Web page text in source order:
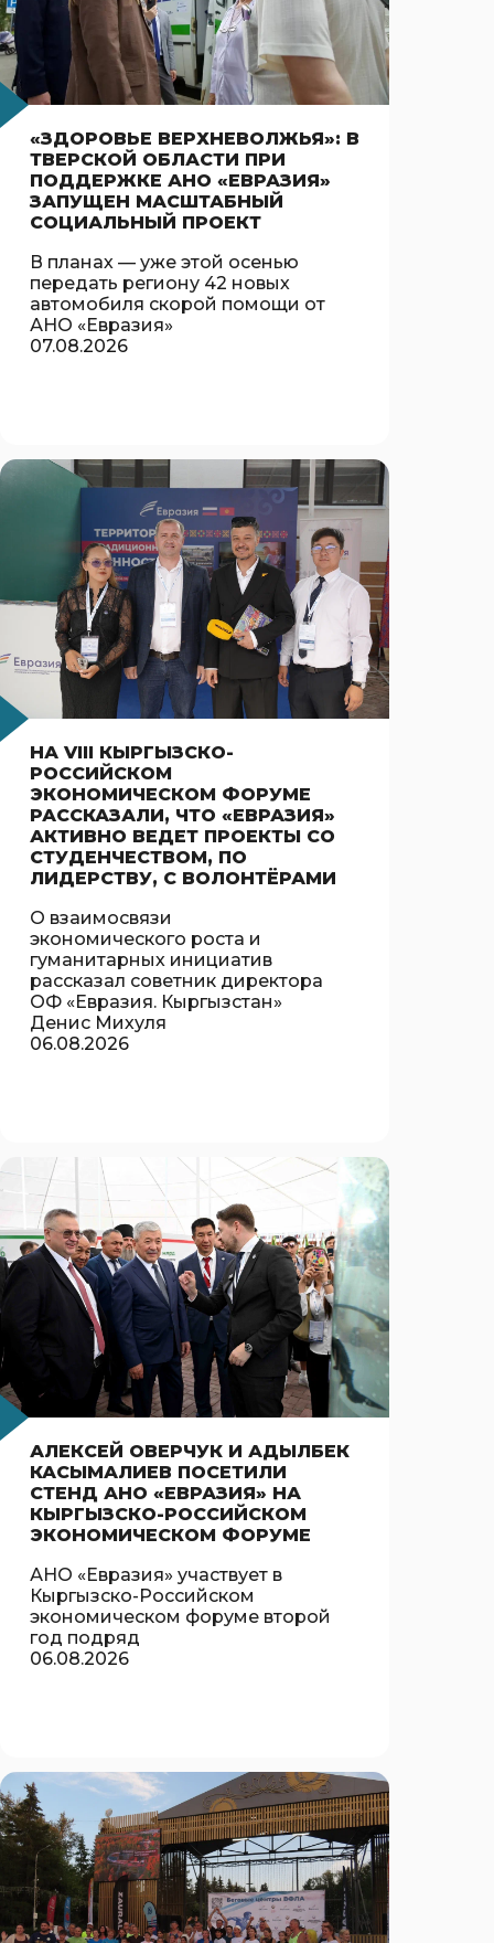
«ЗДОРОВЬЕ ВЕРХНЕВОЛЖЬЯ»: В
ТВЕРСКОЙ ОБЛАСТИ ПРИ
ПОДДЕРЖКЕ АНО «ЕВРАЗИЯ»
ЗАПУЩЕН МАСШТАБНЫЙ
СОЦИАЛЬНЫЙ ПРОЕКТ
В планах — уже этой осенью
передать региону 42 новых
автомобиля скорой помощи от
АНО «Евразия»
07.08.2026
НА VIII КЫРГЫЗСКО-
РОССИЙСКОМ
ЭКОНОМИЧЕСКОМ ФОРУМЕ
РАССКАЗАЛИ, ЧТО «ЕВРАЗИЯ»
АКТИВНО ВЕДЕТ ПРОЕКТЫ СО
СТУДЕНЧЕСТВОМ, ПО
ЛИДЕРСТВУ, С ВОЛОНТЁРАМИ
О взаимосвязи
экономического роста и
гуманитарных инициатив
рассказал советник директора
ОФ «Евразия. Кыргызстан»
Денис Михуля
06.08.2026
АЛЕКСЕЙ ОВЕРЧУК И АДЫЛБЕК
КАСЫМАЛИЕВ ПОСЕТИЛИ
СТЕНД АНО «ЕВРАЗИЯ» НА
КЫРГЫЗСКО-РОССИЙСКОМ
ЭКОНОМИЧЕСКОМ ФОРУМЕ
АНО «Евразия» участвует в
Кыргызско-Российском
экономическом форуме второй
год подряд
06.08.2026